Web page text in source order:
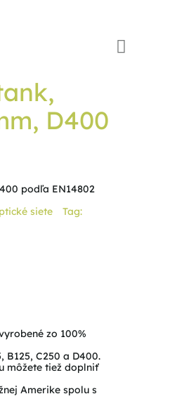
D400
podľa EN14802
siete Tag:
zo 100%
C250 a D400.
môžete tiež doplniť
Amerike spolu s